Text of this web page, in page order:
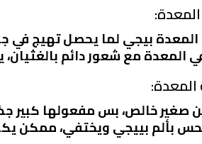
المعدة بيجي لما يحصل تهيج في
المعدة مع شعور دائم بالغثيان،
المعدة:
صغير خالص، بس مفعولها كبير
بألم بييجي ويختفي، ممكن